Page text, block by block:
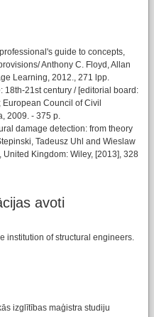
guide to concepts,
Anthony C. Floyd, Allan
Learning, 2012., 271 lpp.
21st century / [editorial board:
Council of Civil
2009. - 375 p.
damage detection: from theory
Tadeusz Uhl and Wieslaw
Kingdom: Wiley, [2013], 328
avoti
institution of structural engineers.
izglītības maģistra studiju